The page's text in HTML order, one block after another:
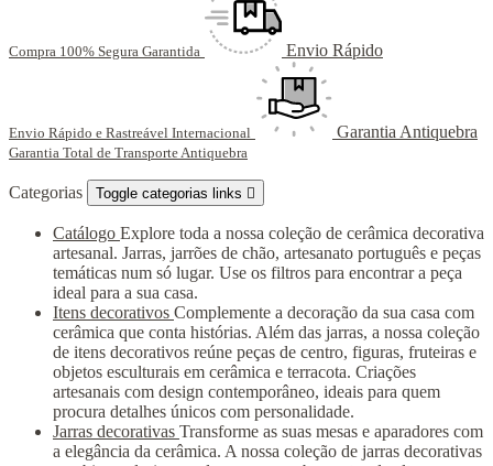
Compra 100% Segura Garantida Envio Rápido
Envio Rápido e Rastreável Internacional Garantia Antiquebra
Garantia Total de Transporte Antiquebra
Categorias Toggle categorias links 
Catálogo Explore toda a nossa coleção de cerâmica decorativa
artesanal. Jarras, jarrões de chão, artesanato português e peças
temáticas num só lugar. Use os filtros para encontrar a peça
ideal para a sua casa.
Itens decorativos Complemente a decoração da sua casa com
cerâmica que conta histórias. Além das jarras, a nossa coleção
de itens decorativos reúne peças de centro, figuras, fruteiras e
objetos esculturais em cerâmica e terracota. Criações
artesanais com design contemporâneo, ideais para quem
procura detalhes únicos com personalidade.
Jarras decorativas Transforme as suas mesas e aparadores com
a elegância da cerâmica. A nossa coleção de jarras decorativas